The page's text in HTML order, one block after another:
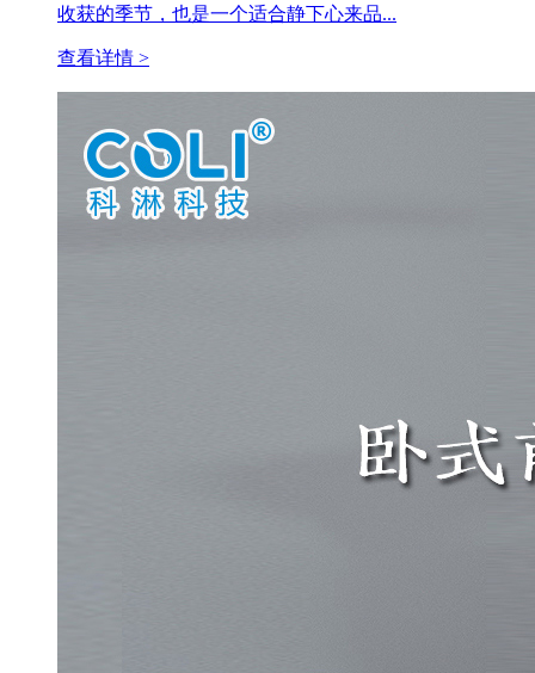
收获的季节，也是一个适合静下心来品...
查看详情 >